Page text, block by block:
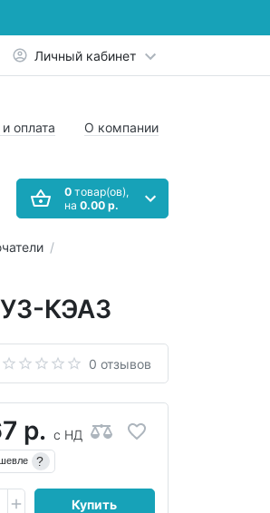
Личный кабинет
оплата О компании
0товар(ов),
на 0.00 р.
У3-КЭАЗ
0 отзывов
р. с НДС
?
Купить